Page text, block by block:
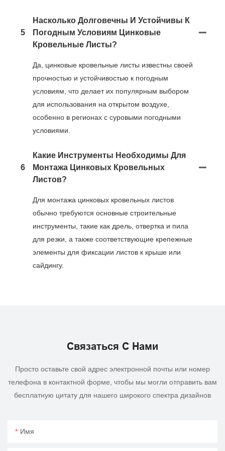
5
Насколько Долговечны И Устойчивы К
Погодным Условиям Цинковые
Кровельные Листы?
Да, цинковые кровельные листы известны своей
прочностью и устойчивостью к погодным
условиям, что делает их популярным выбором
для использования на открытом воздухе,
особенно в регионах с суровыми погодными
условиями.
6
Какие Инструменты Необходимы Для
Монтажа Цинковых Кровельных
Листов?
Для монтажа цинковых кровельных листов
обычно требуются основные строительные
инструменты, такие как дрель, отвертка и пила
для резки, а также соответствующие крепежные
элементы для фиксации листов к крыше или
сайдингу.
Связаться С Нами
Просто оставьте свой адрес электронной почты или номер
телефона в контактной форме, чтобы мы могли отправить вам
бесплатную цитату для нашего широкого спектра дизайнов
Имя